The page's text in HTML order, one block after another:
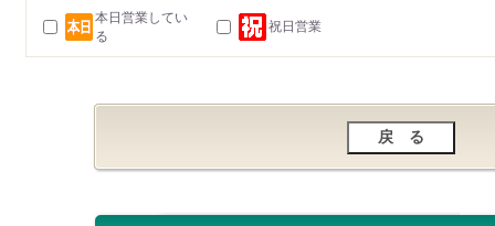
本日営業してい
る
祝日営業